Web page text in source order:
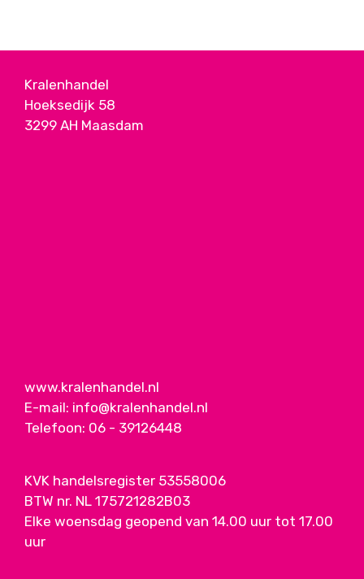
Kralenhandel
Hoeksedijk 58
3299 AH Maasdam
www.kralenhandel.nl
E-mail: info@kralenhandel.nl
Telefoon: 06 - 39126448
KVK handelsregister 53558006
BTW nr. NL 175721282B03
Elke woensdag geopend van 14.00 uur tot 17.00
uur